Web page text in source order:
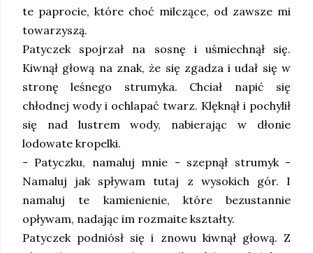
te paprocie, które choć milczące, od zawsze mi
towarzyszą.
Patyczek spojrzał na sosnę i uśmiechnął się.
Kiwnął głową na znak, że się zgadza i udał się w
stronę leśnego strumyka. Chciał napić się
chłodnej wody i ochlapać twarz. Klęknął i pochylił
się nad lustrem wody, nabierając w dłonie
lodowate kropelki.
- Patyczku, namaluj mnie - szepnął strumyk -
Namaluj jak spływam tutaj z wysokich gór. I
namaluj te kamienienie, które bezustannie
opływam, nadając im rozmaite kształty.
Patyczek podniósł się i znowu kiwnął głową. Z